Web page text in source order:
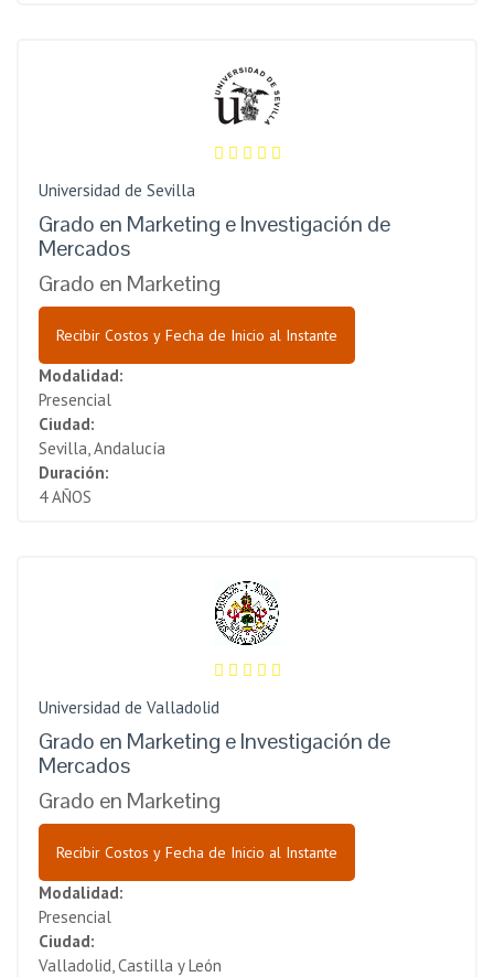
Universidad de Sevilla
Grado en Marketing e Investigación de
Mercados
Grado en Marketing
Recibir Costos y Fecha de Inicio al Instante
Modalidad:
Presencial
Ciudad:
Sevilla, Andalucía
Duración:
4 AÑOS
Universidad de Valladolid
Grado en Marketing e Investigación de
Mercados
Grado en Marketing
Recibir Costos y Fecha de Inicio al Instante
Modalidad:
Presencial
Ciudad:
Valladolid, Castilla y León